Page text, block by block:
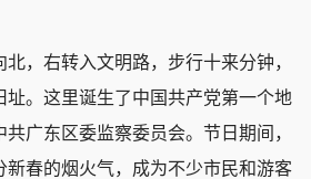
右转入文明路，步行十来分钟，
址。这里诞生了中国共产党第一个地
广东区委监察委员会。节日期间，
新春的烟火气，成为不少市民和游客